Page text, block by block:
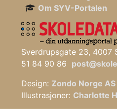
Om SYV-Portalen
Sverdrupsgate 23, 4007
51 84 90 86
Design: Zondo Norge AS
Illustrasjoner: Charlotte